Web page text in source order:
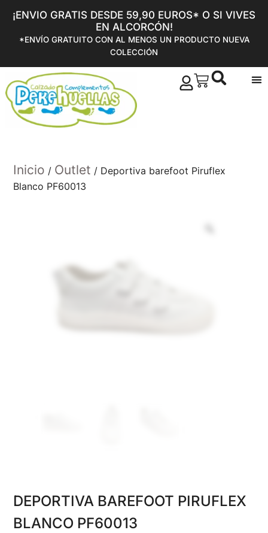
¡ENVIO GRATIS DESDE 59,90 EUROS* O SI VIVES
EN ALCORCÓN!
*ENVÍO GRATUITO CON AL MENOS UN PRODUCTO NUEVA
COLECCIÓN
Inicio / Outlet / Deportiva barefoot Piruflex
Blanco PF60013
DEPORTIVA BAREFOOT PIRUFLEX
BLANCO PF60013